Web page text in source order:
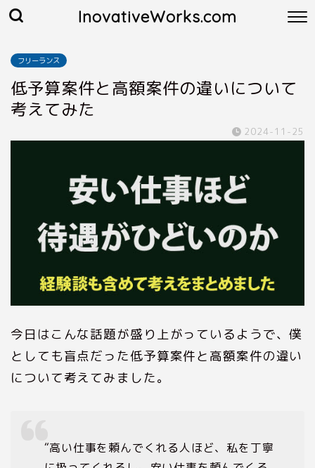
InovativeWorks.com
フリーランス
低予算案件と高額案件の違いについて
考えてみた
2024-11-25
今日はこんな話題が盛り上がっているようで、僕
としても盲点だった低予算案件と高額案件の違い
について考えてみました。
“高い仕事を頼んでくれる人ほど、私を丁寧